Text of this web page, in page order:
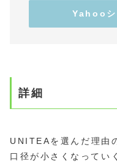
Yahooシ
詳細
UNITEAを選んだ理由
口径が小さくなってい